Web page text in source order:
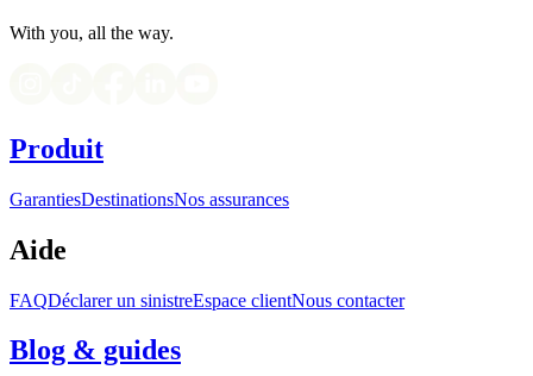
With you, all the way.
Produit
GarantiesDestinationsNos assurances
Aide
FAQDéclarer un sinistreEspace clientNous contacter
Blog & guides